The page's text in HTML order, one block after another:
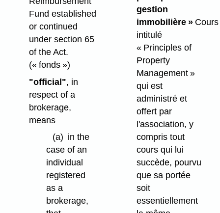
Fund established
or continued
under section 65
of the Act.
(« fonds »)
"official", in
respect of a
brokerage,
means
(a) in the
case of an
individual
registered
as a
brokerage,
gestion
immobilière »Cours
intitulé
« Principles of
Property
Management »
qui est
administré et
offert par
l'association, y
compris tout
cours qui lui
succède, pourvu
que sa portée
soit
essentiellement